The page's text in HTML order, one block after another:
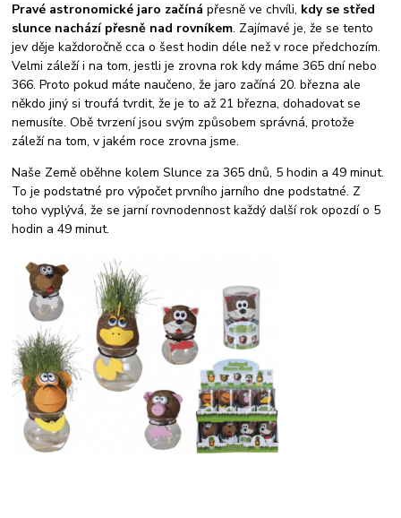
Pravé astronomické jaro začíná přesně ve chvíli, kdy se střed
slunce nachází přesně nad rovníkem. Zajímavé je, že se tento
jev děje každoročně cca o šest hodin déle než v roce předchozím.
Velmi záleží i na tom, jestli je zrovna rok kdy máme 365 dní nebo
366. Proto pokud máte naučeno, že jaro začíná 20. března ale
někdo jiný si troufá tvrdit, že je to až 21 března, dohadovat se
nemusíte. Obě tvrzení jsou svým způsobem správná, protože
záleží na tom, v jakém roce zrovna jsme.
Naše Země oběhne kolem Slunce za 365 dnů, 5 hodin a 49 minut.
To je podstatné pro výpočet prvního jarního dne podstatné. Z
toho vyplývá, že se jarní rovnodennost každý další rok opozdí o 5
hodin a 49 minut.